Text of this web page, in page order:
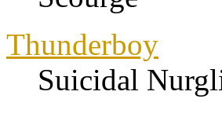
Thunderboy
Suicidal